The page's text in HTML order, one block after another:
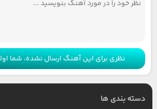
نظری برای این آهنگ ارسال نشده، شما
دسته بندی ها